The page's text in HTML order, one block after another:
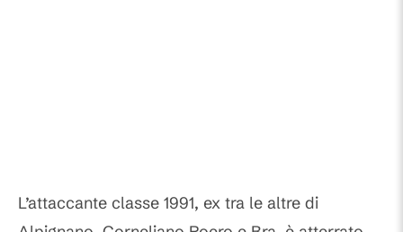
L’attaccante classe 1991, ex tra le altre di